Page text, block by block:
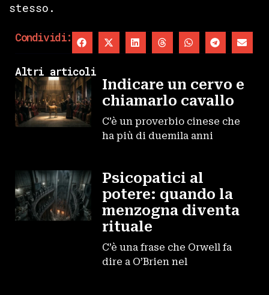
stesso.
Condividi:
Altri articoli
Indicare un cervo e
chiamarlo cavallo
C’è un proverbio cinese che
ha più di duemila anni
Psicopatici al
potere: quando la
menzogna diventa
rituale
C’è una frase che Orwell fa
dire a O’Brien nel